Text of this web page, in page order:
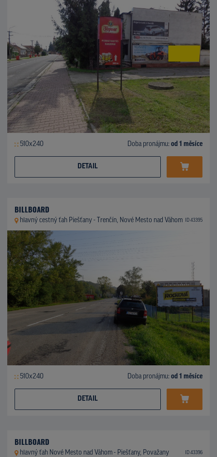
510x240 Doba pronájmu: od 1 měsíce
DETAIL
BILLBOARD
hlavný cestný ťah Piešťany - Trenčín, Nové Mesto nad Váhom ID 43395
510x240 Doba pronájmu: od 1 měsíce
DETAIL
BILLBOARD
hlavný ťah Nové Mesto nad Váhom - Piešťany, Považany ID 43396